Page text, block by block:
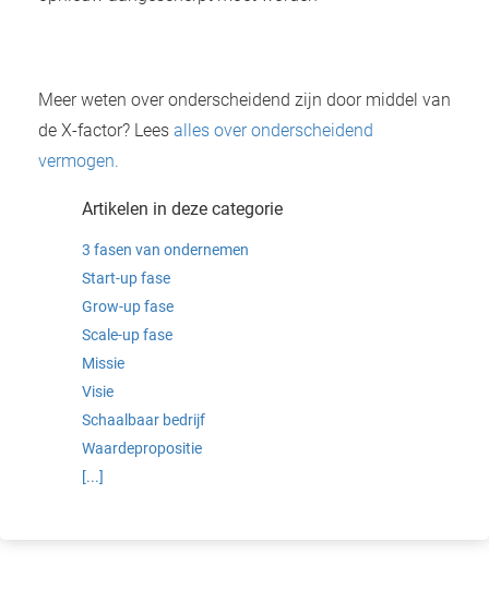
Meer weten over onderscheidend zijn door middel van
de X-factor? Lees alles over onderscheidend
vermogen.
Artikelen in deze categorie
3 fasen van ondernemen
Start-up fase
Grow-up fase
Scale-up fase
Missie
Visie
Schaalbaar bedrijf
Waardepropositie
[...]